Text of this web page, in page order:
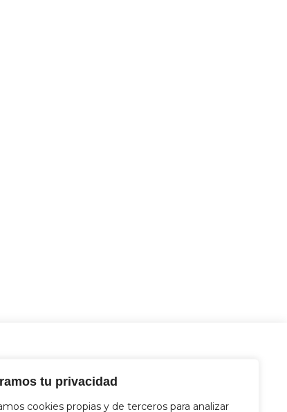
tu privacidad
cookies propias y de terceros para analizar
OF. CHAMEBERÍ
Madrid
91 758 73 50